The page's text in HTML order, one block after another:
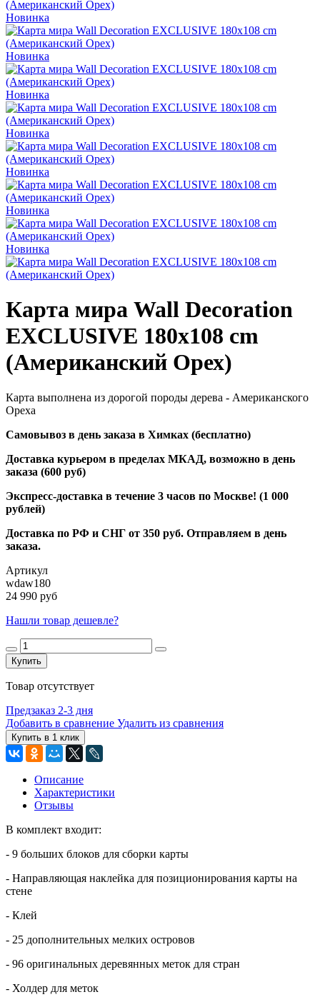
Новинка
Новинка
Новинка
Новинка
Новинка
Новинка
Новинка
Карта мира Wall Decoration
EXCLUSIVE 180x108 cm
(Американский Орех)
Карта выполнена из дорогой породы дерева - Американского
Ореха
Самовывоз в день заказа в Химках (бесплатно)
Доставка курьером в пределах МКАД, возможно в день
заказа (600 руб)
Экспресс-доставка в течение 3 часов по Москве! (1 000
рублей)
Доставка по РФ и СНГ от 350 руб. Отправляем в день
заказа.
Артикул
wdaw180
24 990 руб
Нашли товар дешевле?
Купить
Товар отсутствует
Предзаказ 2-3 дня
Добавить в сравнение Удалить из сравнения
Купить в 1 клик
Описание
Характеристики
Отзывы
В комплект входит:
- 9 больших блоков для сборки карты
- Направляющая наклейка для позиционирования карты на
стене
- Клей
- 25 дополнительных мелких островов
- 96 оригинальных деревянных меток для стран
- Холдер для меток